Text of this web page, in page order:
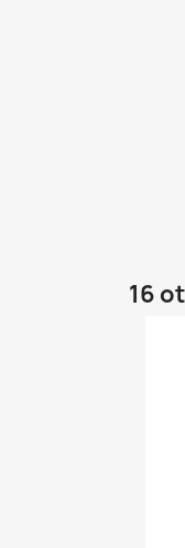
16